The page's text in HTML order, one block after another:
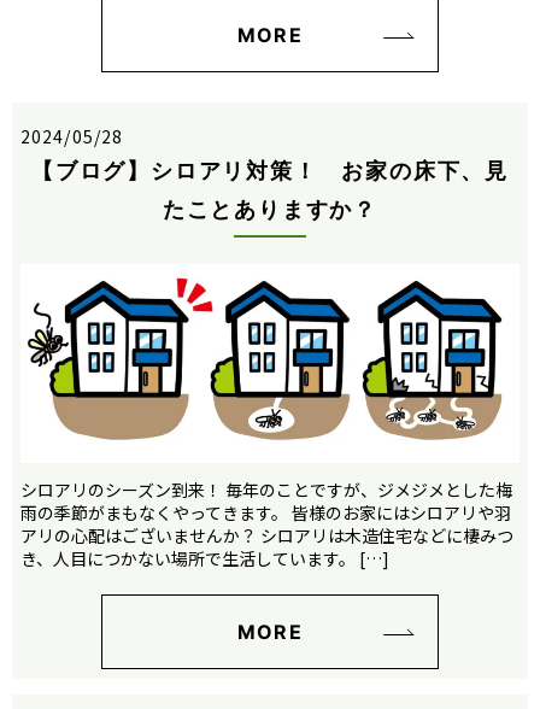
MORE
2024/05/28
【ブログ】シロアリ対策！ お家の床下、見
たことありますか？
シロアリのシーズン到来！ 毎年のことですが、ジメジメとした梅
雨の季節がまもなくやってきます。 皆様のお家にはシロアリや羽
アリの心配はございませんか？ シロアリは木造住宅などに棲みつ
き、人目につかない場所で生活しています。 […]
MORE